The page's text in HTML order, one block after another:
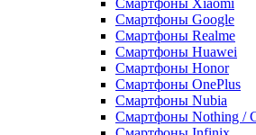
Смартфоны Xiaomi
Смартфоны Google
Смартфоны Realme
Смартфоны Huawei
Смартфоны Honor
Смартфоны OnePlus
Смартфоны Nubia
Смартфоны Nothing /